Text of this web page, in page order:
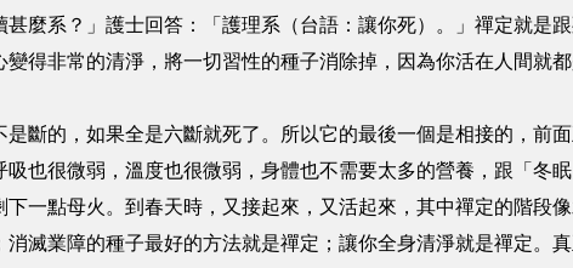
麼系？」護士回答：「護理系（台語：讓你死）。」禪定就是跟
得非常的清淨，將一切習性的種子消除掉，因為你活在人間就都
斷的，如果全是六斷就死了。所以它的最後一個是相接的，前
也很微弱，溫度也很微弱，身體也不需要太多的營養，跟「冬眠
一點母火。到春天時，又接起來，又活起來，其中禪定的階段
滅業障的種子最好的方法就是禪定；讓你全身清淨就是禪定。真